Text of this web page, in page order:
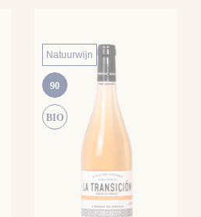
Natuurwijn
90
BIO